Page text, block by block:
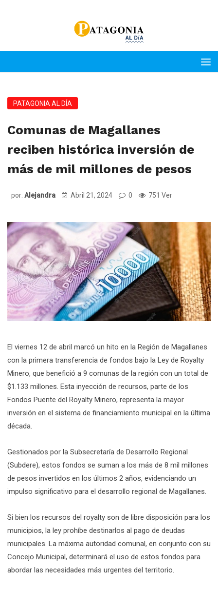
PATAGONIA AL DÍA
Comunas de Magallanes
reciben histórica inversión de
más de mil millones de pesos
por: Alejandra Abril 21, 2024 0 751 Ver
El viernes 12 de abril marcó un hito en la Región de Magallanes
con la primera transferencia de fondos bajo la Ley de Royalty
Minero, que benefició a 9 comunas de la región con un total de
$1.133 millones. Esta inyección de recursos, parte de los
Fondos Puente del Royalty Minero, representa la mayor
inversión en el sistema de financiamiento municipal en la última
década.
Gestionados por la Subsecretaría de Desarrollo Regional
(Subdere), estos fondos se suman a los más de 8 mil millones
de pesos invertidos en los últimos 2 años, evidenciando un
impulso significativo para el desarrollo regional de Magallanes.
Si bien los recursos del royalty son de libre disposición para los
municipios, la ley prohíbe destinarlos al pago de deudas
municipales. La máxima autoridad comunal, en conjunto con su
Concejo Municipal, determinará el uso de estos fondos para
abordar las necesidades más urgentes del territorio.